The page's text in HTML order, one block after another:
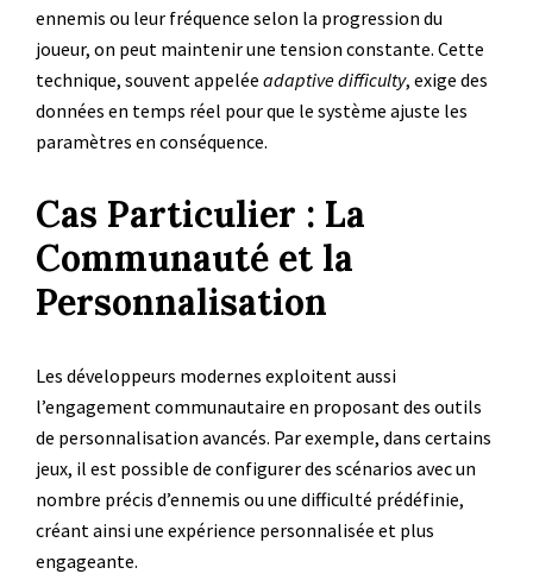
ennemis ou leur fréquence selon la progression du
joueur, on peut maintenir une tension constante. Cette
technique, souvent appelée adaptive difficulty, exige des
données en temps réel pour que le système ajuste les
paramètres en conséquence.
Cas Particulier : La
Communauté et la
Personnalisation
Les développeurs modernes exploitent aussi
l’engagement communautaire en proposant des outils
de personnalisation avancés. Par exemple, dans certains
jeux, il est possible de configurer des scénarios avec un
nombre précis d’ennemis ou une difficulté prédéfinie,
créant ainsi une expérience personnalisée et plus
engageante.